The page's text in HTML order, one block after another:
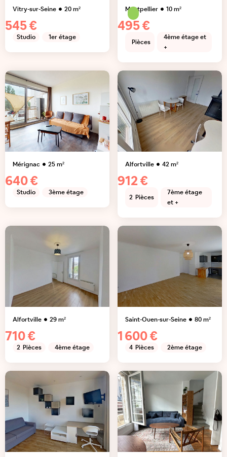
Vitry-sur-Seine 20m²
545 €
Studio 1er étage
Montpellier 10m²
495 €
Pièces
4ème étage et
+
Mérignac 25m²
640 €
Studio 3ème étage
Alfortville 42m²
912 €
2 Pièces
7ème étage
et +
Alfortville 29m²
710 €
2 Pièces 4ème étage
Saint-Ouen-sur-Seine 80m²
1 600 €
4 Pièces 2ème étage